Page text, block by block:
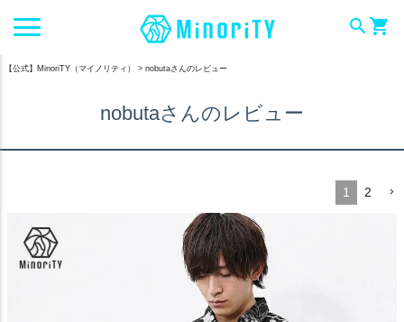
searchshopping_cart
【公式】MinoriTY（マイノリティ） nobutaさんのレビュー
nobutaさんのレビュー
1 2